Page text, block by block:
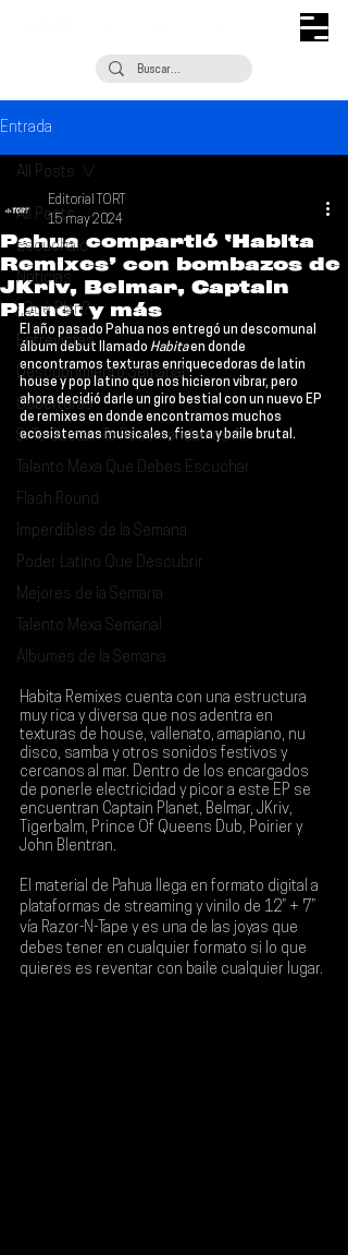
Entrada
All Posts
Escúchalo
Noticias
¿Qué Plan?
Entrevistas
Descubrimiento Semanal
Coberturas
Si Te Gusta... Te Recomendamos A...
Talento Mexa Que Debes Escuchar
Flash Round
Imperdibles de la Semana
Poder Latino Que Descubrir
Mejores de la Semana
Talento Mexa Semanal
Álbumes de la Semana
All Posts
Pahua compartió ‘Habita
Remixes’ con bombazos de
JKriv, Belmar, Captain
Planet y más
Editorial TORT
15 may 2024
El año pasado Pahua nos entregó un descomunal
álbum debut llamado Habita en donde
encontramos texturas enriquecedoras de latin
house y pop latino que nos hicieron vibrar, pero
ahora decidió darle un giro bestial con un nuevo EP
de remixes en donde encontramos muchos
ecosistemas musicales, fiesta y baile brutal.
Habita Remixes cuenta con una estructura
muy rica y diversa que nos adentra en
texturas de house, vallenato, amapiano, nu
disco, samba y otros sonidos festivos y
cercanos al mar. Dentro de los encargados
de ponerle electricidad y picor a este EP se
encuentran Captain Planet, Belmar, JKriv,
Tigerbalm, Prince Of Queens Dub, Poirier y
John Blentran.
El material de Pahua llega en formato digital a
plataformas de streaming y vinilo de 12” + 7”
vía Razor-N-Tape y es una de las joyas que
debes tener en cualquier formato si lo que
quieres es reventar con baile cualquier lugar.